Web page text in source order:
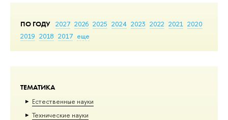
ПО ГОДУ 2027 2026 2025 2024 2023 2022 2021 2020
2019 2018 2017 еще
ТЕМАТИКА
Естественные науки
Тех­ничес­кие науки